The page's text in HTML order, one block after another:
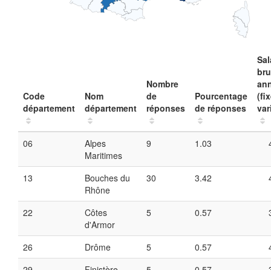
Code
département
Nom
département
Nombre
de
réponses
Pourcentage
de réponses
06
Alpes
Maritimes
9 1.03
13
Bouches du
Rhône
30 3.42
22
Côtes
d'Armor
5 0.57
26 Drôme 5 0.57